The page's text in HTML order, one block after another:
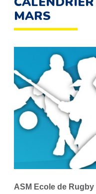
MARS
ASM Ecole de Rugby